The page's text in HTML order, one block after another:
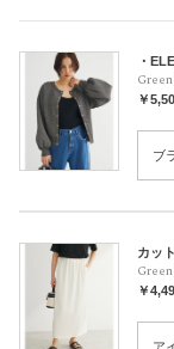
・
￥
カッ
￥